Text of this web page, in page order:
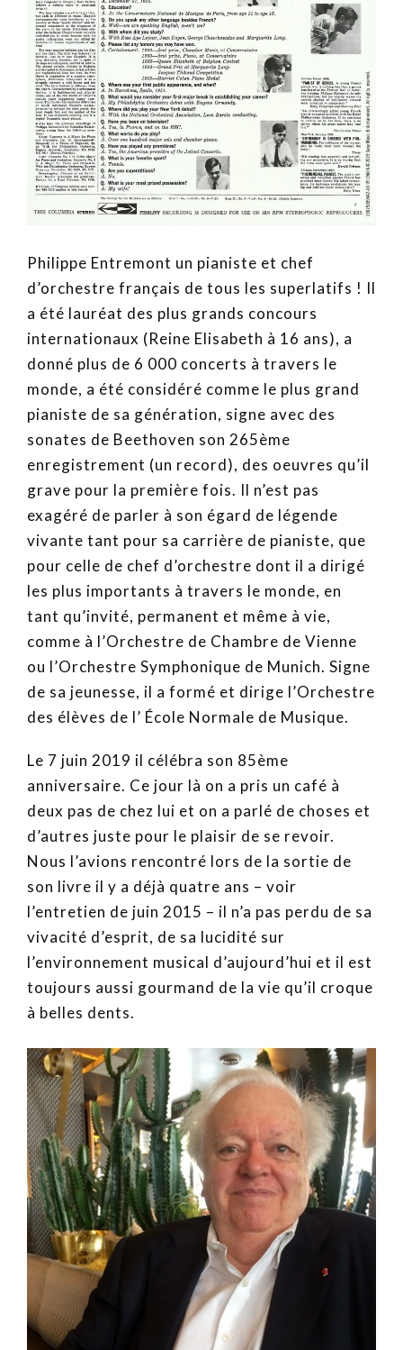
Philippe Entremont un pianiste et chef
d’orchestre français de tous les superlatifs ! Il
a été lauréat des plus grands concours
internationaux (Reine Elisabeth à 16 ans), a
donné plus de 6 000 concerts à travers le
monde, a été considéré comme le plus grand
pianiste de sa génération, signe avec des
sonates de Beethoven son 265ème
enregistrement (un record), des oeuvres qu’il
grave pour la première fois. Il n’est pas
exagéré de parler à son égard de légende
vivante tant pour sa carrière de pianiste, que
pour celle de chef d’orchestre dont il a dirigé
les plus importants à travers le monde, en
tant qu’invité, permanent et même à vie,
comme à l’Orchestre de Chambre de Vienne
ou l’Orchestre Symphonique de Munich. Signe
de sa jeunesse, il a formé et dirige l’Orchestre
des élèves de l’ École Normale de Musique.
Le 7 juin 2019 il célébra son 85ème
anniversaire. Ce jour là on a pris un café à
deux pas de chez lui et on a parlé de choses et
d’autres juste pour le plaisir de se revoir.
Nous l’avions rencontré lors de la sortie de
son livre il y a déjà quatre ans – voir
l’entretien de juin 2015 – il n’a pas perdu de sa
vivacité d’esprit, de sa lucidité sur
l’environnement musical d’aujourd’hui et il est
toujours aussi gourmand de la vie qu’il croque
à belles dents.